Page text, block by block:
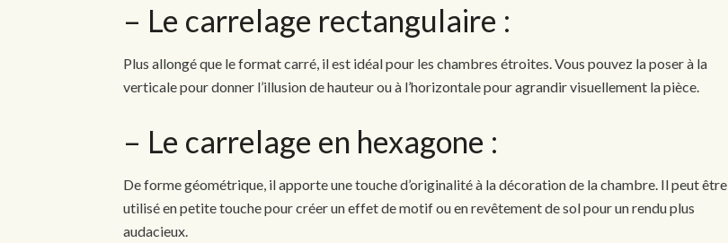
– Le carrelage rectangulaire :
Plus allongé que le format carré, il est idéal pour les chambres étroites. Vous pouvez la poser à la
verticale pour donner l’illusion de hauteur ou à l’horizontale pour agrandir visuellement la pièce.
– Le carrelage en hexagone :
De forme géométrique, il apporte une touche d’originalité à la décoration de la chambre. Il peut être
utilisé en petite touche pour créer un effet de motif ou en revêtement de sol pour un rendu plus
audacieux.